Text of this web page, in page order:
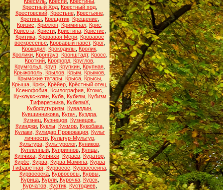
Крестный Ход Крестный ход
Крестовский, Крестьне, Крестьяне,
Кретины Крещатик Крещение
Кризис
Криллон Криминал Крис
Крисота, Кристи, Кристина, Кристис
Критика Кровавая Мери Кровавое
воскресенье Кровавый навет, Крог,
Крокодил Крокодилы Кролик
Кролики, Кронгауз, Кронштадт, Кросс
Кроткий Крофорд Круглов
Крумгольд Круп Крупкин Крупная
Крыжополь Крылов Крым Крымов
Крымские татары, Крыса, Крысы,
Крыша Крюк Крёйер Крёстный отец
Ксенофобия Ксилография Ктомс
Ку-клукс-клан, Куба, Кубизм
Кубизм
Тифаретника, КубизмХ,
Кубофутуризм
Кувалдин
Кувшинникова Кугач Куздра
Кузнец, Кузнецов, Кузнецов.
Куинджи Куклы Кукмор Кукобака
Кулаки, Кулидар Провокация, Культ
личности, Культур-Мультур,
Культура, Культуролог, Куников,
Купленный, Куприянов, Купцы,
Купчиха Купчихи Кураев Куратор
Курбе Курва Курва Мамина Курва
Тифаретная Курвосос Курвососина
Курвососка Курвососы Курвы
Курица, Курли, Курочка, Курск,
Курчатов, Кустик, Кустодиев,